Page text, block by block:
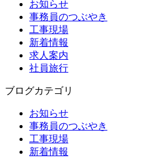
お知らせ
事務員のつぶやき
工事現場
新着情報
求人案内
社員旅行
ブログカテゴリ
お知らせ
事務員のつぶやき
工事現場
新着情報